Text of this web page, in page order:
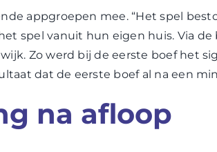
appgroepen mee. “Het spel
spel vanuit hun eigen huis. Via
Zo werd bij de eerste boef het
dat de eerste boef al na een
na afloop